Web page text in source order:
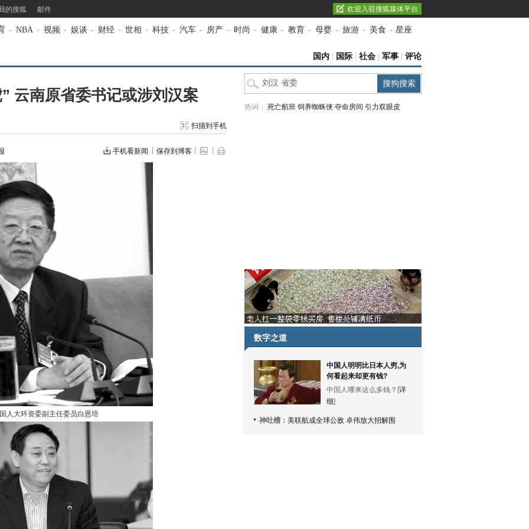
的搜狐 邮件 欢迎入驻搜狐媒体平台
- NBA - 视频 - 娱谈 - 财经 - 世相 - 科技 - 汽车 - 房产 - 时尚 - 健康 - 教育 - 母婴 - 旅游 - 美食 - 星座
国内 国际 社会 军事 评论
云南原省委书记或涉刘汉案
扫描到手机
手机看新闻 保存到博客
人大环资委副主任委员白恩培
热词： 死亡航班 饲养蜘蛛侠 夺命房间 引力双眼皮
数字之道
中国人明明比日本人穷,为
何看起来却更有钱?
中国人哪来这么多钱？[详
细]
神吐槽： 美联航成全球公敌 卓伟放大招解围